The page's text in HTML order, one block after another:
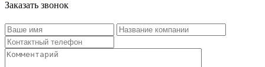
Заказать звонок